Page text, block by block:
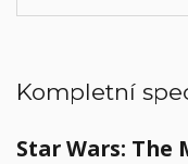
Kompletní
Star Wars: The